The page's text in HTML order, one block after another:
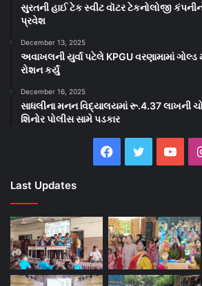
સુરતની હાઈ ટેક સ્વીટ વૉટર ટેકનોલોજી
પ્રવેશ
December 13, 2025
અવાખલની યુર્વા પટેલે KPGU વરણામામાં
રોશન કર્યું
December 16, 2025
સાધલીના મનન વિદ્યાલયમાં રૂ.4.37 લાખની
શિનોર પોલીસ સામે પડકાર
Facebook
Twitter
Last Updates